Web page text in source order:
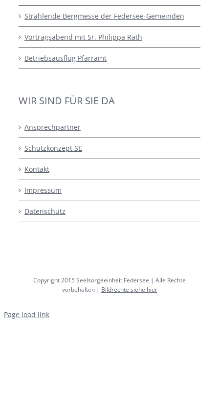
Strahlende Bergmesse der Federsee-Gemeinden
Vortragsabend mit Sr. Philippa Rath
Betriebsausflug Pfarramt
WIR SIND FÜR SIE DA
Ansprechpartner
Schutzkonzept SE
Kontakt
Impressum
Datenschutz
Copyright 2015 Seelsorgeeinheit Federsee | Alle Rechte
vorbehalten | Bildrechte siehe hier
Page load link